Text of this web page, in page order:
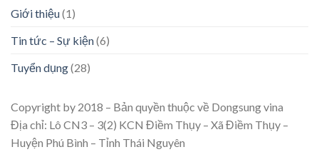
Giới thiệu(1)
Tin tức – Sự kiện(6)
Tuyển dụng(28)
Copyright by 2018 – Bản quyền thuộc về Dongsung vina
Địa chỉ: Lô CN3 – 3(2) KCN Điềm Thụy – Xã Điềm Thụy –
Huyện Phú Bình – Tỉnh Thái Nguyên